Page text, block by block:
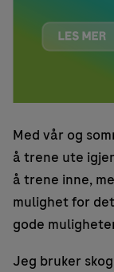
Med vår og
å trene ute
å trene inne,
mulighet for
gode
Jeg bruker